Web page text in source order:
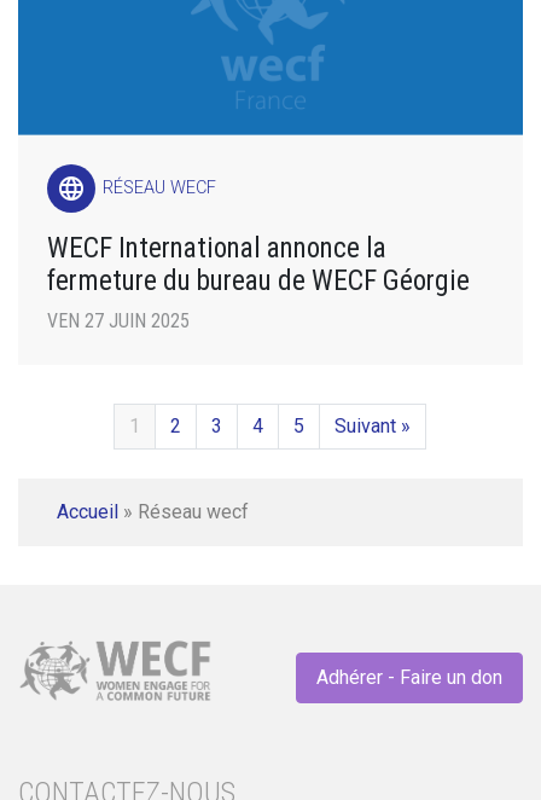
language RÉSEAU WECF
WECF International annonce la
fermeture du bureau de WECF Géorgie
VEN 27 JUIN 2025
1 2 3 4 5 Suivant »
Accueil » Réseau wecf
Adhérer - Faire un don
CONTACTEZ-NOUS